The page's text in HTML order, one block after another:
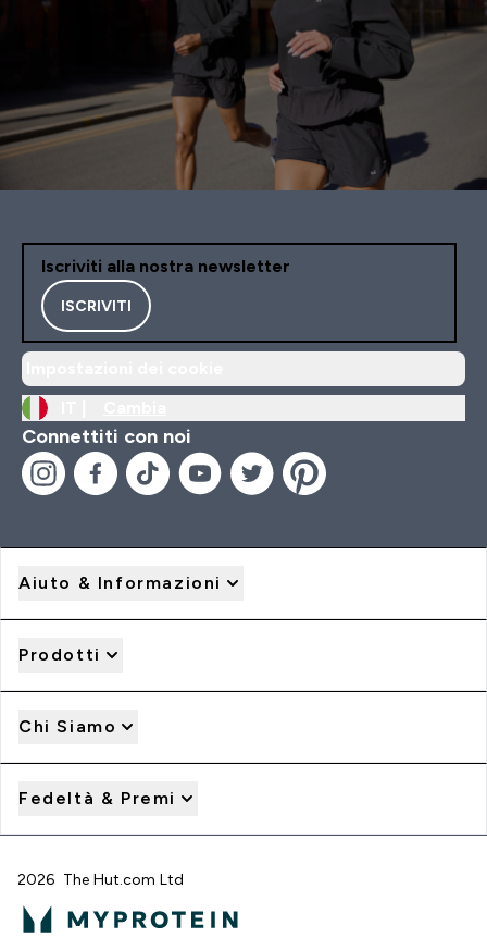
Iscriviti alla nostra newsletter
ISCRIVITI
Connettiti con noi
Aiuto & Informazioni
Prodotti
Chi Siamo
Fedeltà & Premi
2026 The Hut.com Ltd